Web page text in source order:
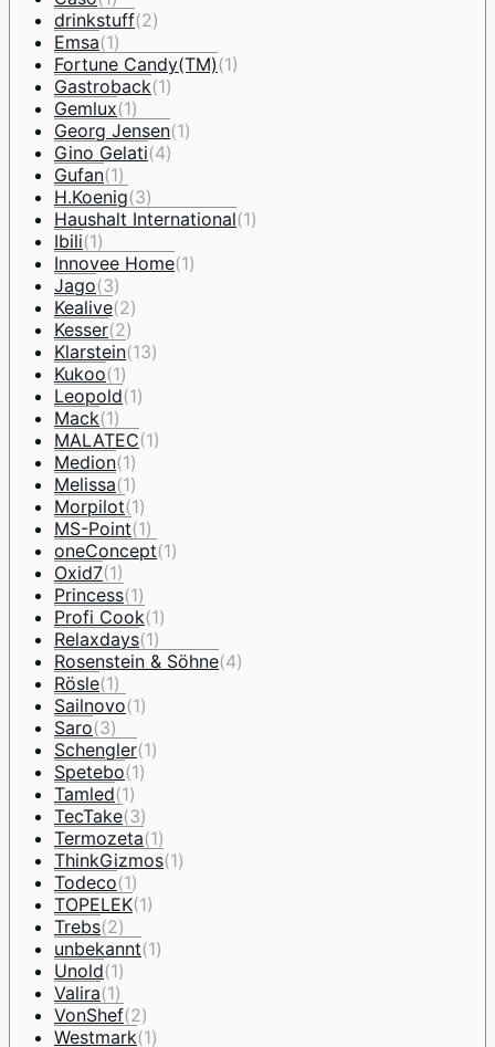
drinkstuff(2)
Emsa(1)
Fortune Candy(TM)(1)
Gastroback(1)
Gemlux(1)
Georg Jensen(1)
Gino Gelati(4)
Gufan(1)
H.Koenig(3)
Haushalt International(1)
Ibili(1)
Innovee Home(1)
Jago(3)
Kealive(2)
Kesser(2)
Klarstein(13)
Kukoo(1)
Leopold(1)
Mack(1)
MALATEC(1)
Medion(1)
Melissa(1)
Morpilot(1)
MS-Point(1)
oneConcept(1)
Oxid7(1)
Princess(1)
Profi Cook(1)
Relaxdays(1)
Rosenstein & Söhne(4)
Rösle(1)
Sailnovo(1)
Saro(3)
Schengler(1)
Spetebo(1)
Tamled(1)
TecTake(3)
Termozeta(1)
ThinkGizmos(1)
Todeco(1)
TOPELEK(1)
Trebs(2)
unbekannt(1)
Unold(1)
Valira(1)
VonShef(2)
Westmark(1)